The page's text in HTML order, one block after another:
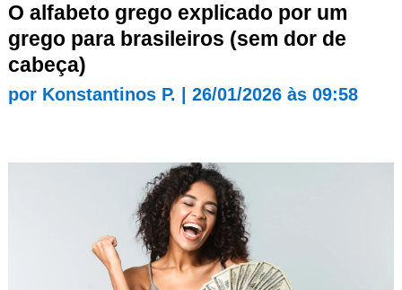
O alfabeto grego explicado por um
grego para brasileiros (sem dor de
cabeça)
por Konstantinos P. 26/01/2026 às 09:58